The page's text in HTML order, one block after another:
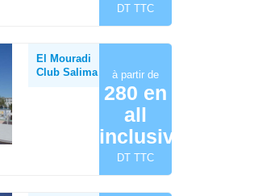
DT TTC
El Mouradi
Club Salima
à partir de
280 en
all
inclusive
DT TTC